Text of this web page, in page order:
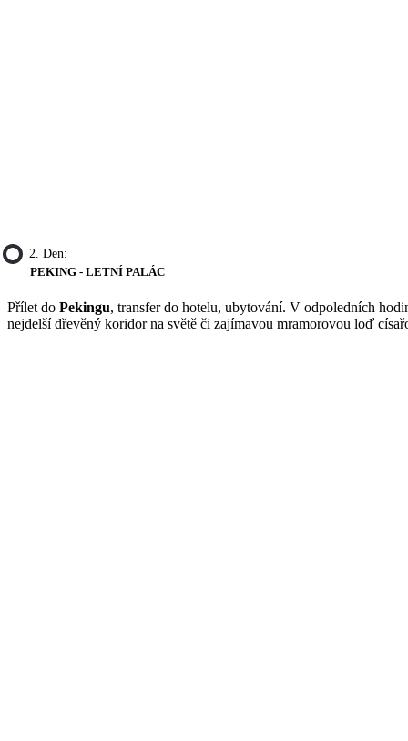
2. Den:
PEKING - LETNÍ PALÁC
Přílet do Pekingu, transfer do hotelu, ubytování. V odpoledních
nejdelší dřevěný koridor na světě či zajímavou mramorovou loď